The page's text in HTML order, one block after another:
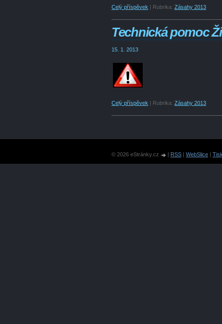
Celý příspěvek | Rubrika: Zásahy 2013
Technická pomoc
15. 1. 2013
Celý příspěvek | Rubrika: Zásahy 2013
© 2026 eStránky.cz | RSS | WebSlice |